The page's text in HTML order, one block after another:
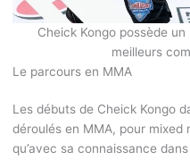
Cheick Kongo possède
meilleurs
Le parcours en MMA
Les débuts de Cheick Kongo
déroulés en MMA, pour
qu’avec sa connaissance